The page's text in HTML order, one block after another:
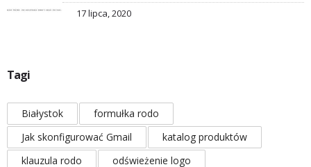
17 lipca, 2020
Tagi
Białystok
formułka rodo
Jak skonfigurować Gmail
katalog produktów
klauzula rodo
odświeżenie logo